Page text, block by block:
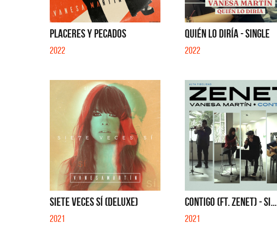
PLACERES Y PECADOS
2022
QUIÉN LO DIRÍA - SINGLE
2022
SIETE VECES SÍ (DELUXE)
2021
CONTIGO (FT. ZENET) - SI...
2021